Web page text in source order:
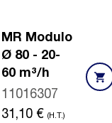
MR Modulo
Ø 80 - 20-
60 m³/h
11016307
31,10 € (H.T.)